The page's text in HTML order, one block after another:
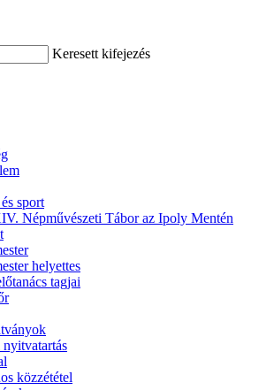
Keresett kifejezés
sport
Népművészeti Tábor az Ipoly Mentén
helyettes
tagjai
közzététel